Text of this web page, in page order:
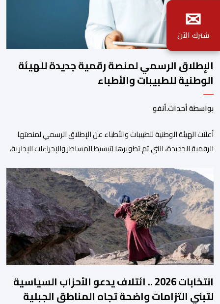
الإطلاق الرسمي لمنصة رقمية جديدة للهيئة
الوطنية للطبيبات والأطباء
بواسطة أحداث.أنفو
أعلنت الهيئة الوطنية للطبيبات والأطباء عن الإطلاق الرسمي لمنصتها
الرقمية الجديدة، التي تم تطويرها لتبسيط المساطر والإجراءات الإدارية،
والمجالس الجهوية للهيئة إلى جانب الهيئة الوطنية. وذكر بلاغ للهيئة أن
هذه المنصة، التي تم إطلاقها في إطار استراتيجيتها الرامية إلى التحديث
والتحول الرقمي، تشكل خطوة مهمة في […]
انتخابات 2026 .. ائتلاف يدعو الأحزاب السياسية
لتبني التزامات واضحة تجاه المناطق الجبلية
✉
شترك الآن